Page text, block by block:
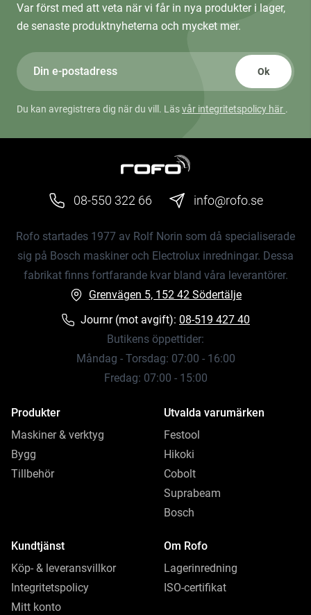
Var först med att veta när vi får in nya produkter i lager,
de senaste produktnyheterna och mycket mer.
Ok
Du kan avregistrera dig när du vill. Läsvår integritetspolicy här .
08-550 322 66 info@rofo.se
Rofo startades 1977 av Rolf Norin som då specialiserade
sig på Bosch maskiner och Electrolux inredningar. Dessa
fabrikat finns fortfarande kvar bland våra leverantörer.
Grenvägen 5, 152 42 Södertälje
Journr (mot avgift): 08-519 427 40
Butikens öppettider:
Måndag - Torsdag: 07:00 - 16:00
Fredag: 07:00 - 15:00
Produkter
Maskiner & verktyg
Bygg
Tillbehör
Utvalda varumärken
Festool
Hikoki
Cobolt
Suprabeam
Bosch
Kundtjänst
Köp- & leveransvillkor
Integritetspolicy
Mitt konto
Om Rofo
Lagerinredning
ISO-certifikat